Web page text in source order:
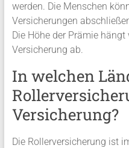
werden. Die Menschen
Versicherungen
Die Höhe der Prämie
Versicherung ab.
In welchen
Versicherung?
Die Rollerversicherung ist